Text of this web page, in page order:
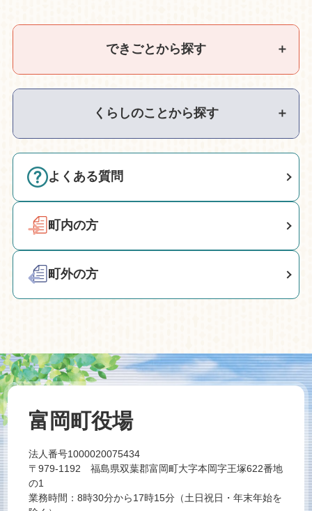
できごとから探す ＋
くらしのことから探す ＋
よくある質問
町内の方
町外の方
富岡町役場
法人番号1000020075434
〒979-1192 福島県双葉郡富岡町大字本岡字王塚622番地
の1
業務時間：8時30分から17時15分（土日祝日・年末年始を